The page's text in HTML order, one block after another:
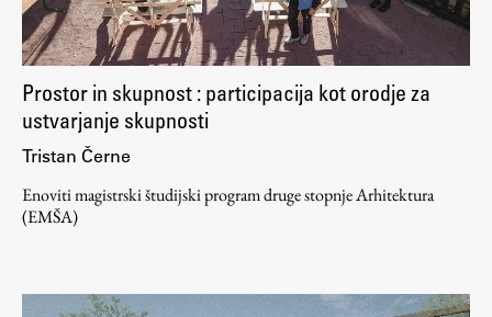
Prostor in skupnost : participacija kot orodje za
ustvarjanje skupnosti
Tristan Černe
Enoviti magistrski študijski program druge stopnje Arhitektura
(EMŠA)